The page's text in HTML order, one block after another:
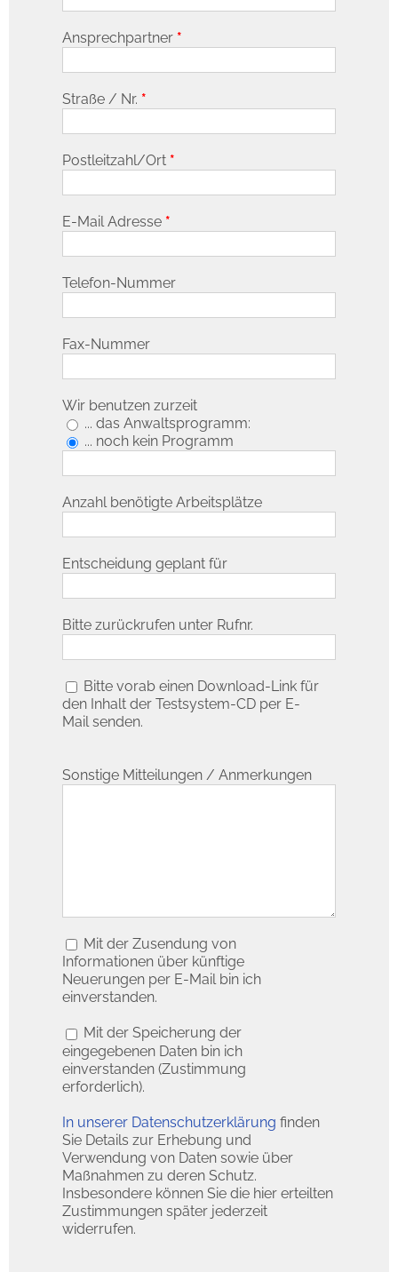
Ansprechpartner *
Straße / Nr. *
Postleitzahl/Ort *
E-Mail Adresse *
Telefon-Nummer
Fax-Nummer
Wir benutzen zurzeit
... das Anwaltsprogramm:
... noch kein Programm
Anzahl benötigte Arbeitsplätze
Entscheidung geplant für
Bitte zurückrufen unter Rufnr.
Bitte vorab einen Download-Link für
den Inhalt der Testsystem-CD per E-
Mail senden.
Sonstige Mitteilungen / Anmerkungen
Mit der Zusendung von
Informationen über künftige
Neuerungen per E-Mail bin ich
einverstanden.
Mit der Speicherung der
eingegebenen Daten bin ich
einverstanden (Zustimmung
erforderlich).
In unserer Datenschutzerklärung finden
Sie Details zur Erhebung und
Verwendung von Daten sowie über
Maßnahmen zu deren Schutz.
Insbesondere können Sie die hier erteilten
Zustimmungen später jederzeit
widerrufen.